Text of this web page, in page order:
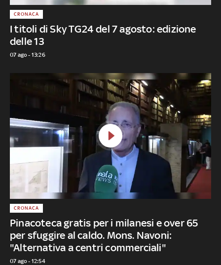
I titoli di Sky TG24 del 7 agosto: edizione
delle 13
CRONACA
07 ago - 13:26
Pinacoteca gratis per i milanesi e over 65
per sfuggire al caldo. Mons. Navoni:
"Alternativa a centri commerciali"
CRONACA
07 ago - 12:54